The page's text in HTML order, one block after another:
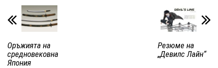
Оръжията на
средновековна
Япония
Резюме на
„Девилс Лайн“